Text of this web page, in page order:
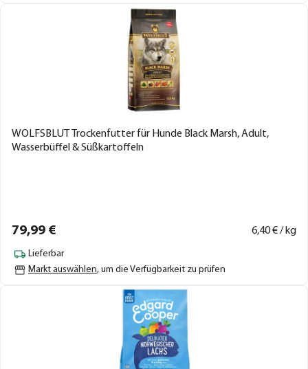
WOLFSBLUT Trockenfutter für Hunde Black Marsh, Adult,
Wasserbüffel & Süßkartoffeln
79,99 € 6,40€ / kg
Lieferbar
Markt auswählen, um die Verfügbarkeit zu prüfen